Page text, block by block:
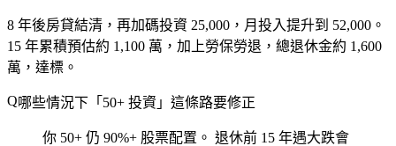
8 年後房貸結清 ，再加碼投資 25,000，月投入提升到 52,000。
15 年累積預估約 1,100 萬，加上勞保勞退，總退休金約 1,600
萬， 達標 。
哪些情況下「50+ 投資」這條路要修正
你 50+ 仍 90%+ 股票配置。 退休前 15 年遇大跌會